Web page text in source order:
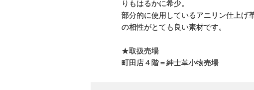
りもはるかに希少。
部分的に使用しているアニリン仕上げ
の相性がとても良い素材です。
★取扱売場
町田店４階＝紳士革小物売場